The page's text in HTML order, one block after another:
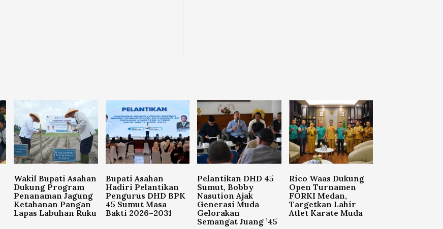
Wakil Bupati Asahan
Dukung Program
Penanaman Jagung
Ketahanan Pangan
Lapas Labuhan Ruku
Bupati Asahan
Hadiri Pelantikan
Pengurus DHD BPK
45 Sumut Masa
Bakti 2026–2031
Pelantikan DHD 45
Sumut, Bobby
Nasution Ajak
Generasi Muda
Gelorakan
Semangat Juang ’45
Rico Waas Dukung
Open Turnamen
FORKI Medan,
Targetkan Lahir
Atlet Karate Muda